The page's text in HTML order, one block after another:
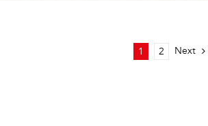
1 2 Next